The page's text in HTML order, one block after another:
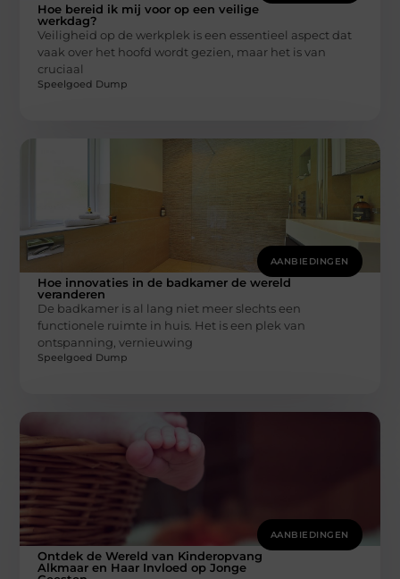
Hoe bereid ik mij voor op een veilige
werkdag?
Veiligheid op de werkplek is een essentieel aspect dat
vaak over het hoofd wordt gezien, maar het is van
cruciaal
Speelgoed Dump
AANBIEDINGEN
Hoe innovaties in de badkamer de wereld
veranderen
De badkamer is al lang niet meer slechts een
functionele ruimte in huis. Het is een plek van
ontspanning, vernieuwing
Speelgoed Dump
AANBIEDINGEN
Ontdek de Wereld van Kinderopvang
Alkmaar en Haar Invloed op Jonge